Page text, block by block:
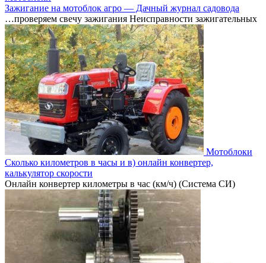
Зажигание на мотоблок агро — Дачный журнал садовода
…проверяем свечу зажигания Неисправности зажигательных
Мотоблоки
Сколько километров в часы и в) онлайн конвертер,
калькулятор скорости
Онлайн конвертер километры в час (км/ч) (Система СИ)